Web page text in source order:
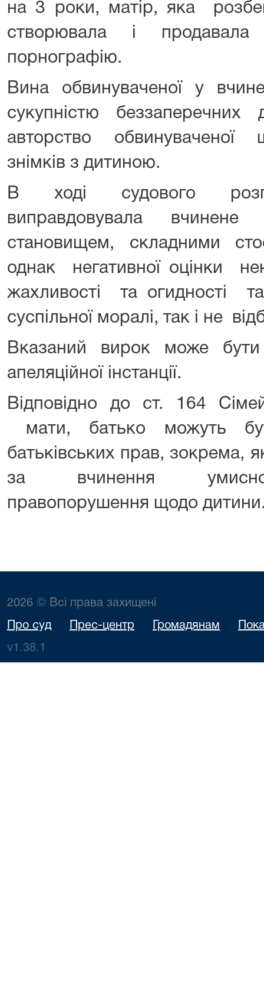
на 3 роки, матір, яка
створювала і
порнографію.
Вина обвинуваченої у
сукупністю беззаперечних
авторство обвинуваченої
знімків з дитиною.
В ході судового
виправдовувала вчинене
становищем, складними
однак негативної оцінки
жахливості та огидності
суспільної моралі, так і не
Вказаний вирок може
апеляційної інстанції.
Відповідно до ст. 164
мати, батько можуть
батьківських прав, зокрема,
за вчинення
правопорушення щодо
2026 © Всі права захищені
Про суд Прес-центр Громадянам
v1.38.1